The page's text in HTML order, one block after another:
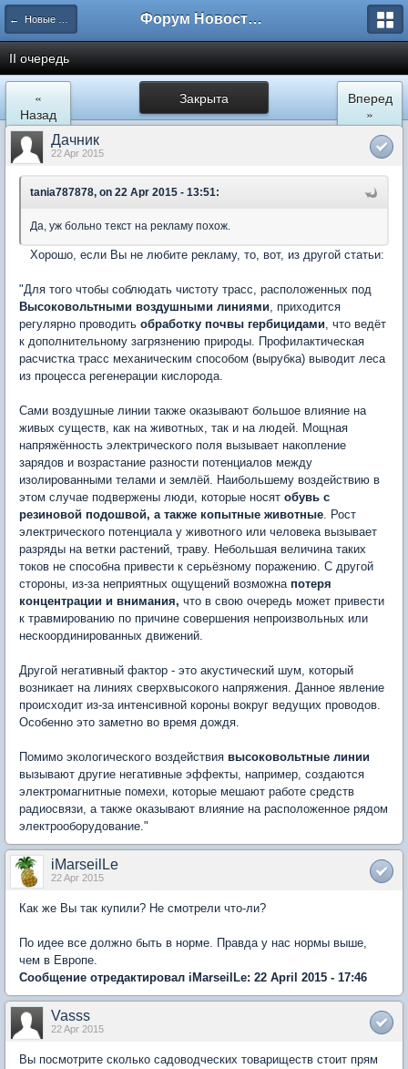
← Новые Водники Форум Новостройки
II очередь
Закрыта
«
Назад
Вперед
»
Дачник
22 Apr 2015
tania787878, on 22 Apr 2015 - 13:51:
Да, уж больно текст на рекламу похож.
Хорошо, если Вы не любите рекламу, то, вот, из другой статьи:
"Для того чтобы соблюдать чистоту трасс, расположенных под
Высоковольтными воздушными линиями, приходится
регулярно проводить обработку почвы гербицидами, что ведёт
к дополнительному загрязнению природы. Профилактическая
расчистка трасс механическим способом (вырубка) выводит леса
из процесса регенерации кислорода.
Сами воздушные линии также оказывают большое влияние на
живых существ, как на животных, так и на людей. Мощная
напряжённость электрического поля вызывает накопление
зарядов и возрастание разности потенциалов между
изолированными телами и землёй. Наибольшему воздействию в
этом случае подвержены люди, которые носят обувь с
резиновой подошвой, а также копытные животные. Рост
электрического потенциала у животного или человека вызывает
разряды на ветки растений, траву. Небольшая величина таких
токов не способна привести к серьёзному поражению. С другой
стороны, из-за неприятных ощущений возможна потеря
концентрации и внимания, что в свою очередь может привести
к травмированию по причине совершения непроизвольных или
нескоординированных движений.
Другой негативный фактор - это акустический шум, который
возникает на линиях сверхвысокого напряжения. Данное явление
происходит из-за интенсивной короны вокруг ведущих проводов.
Особенно это заметно во время дождя.
Помимо экологического воздействия высоковольтные линии
вызывают другие негативные эффекты, например, создаются
электромагнитные помехи, которые мешают работе средств
радиосвязи, а также оказывают влияние на расположенное рядом
электрооборудование."
iMarseilLe
22 Apr 2015
Как же Вы так купили? Не смотрели что-ли?
По идее все должно быть в норме. Правда у нас нормы выше,
чем в Европе.
Сообщение отредактировал iMarseilLe: 22 April 2015 - 17:46
Vasss
22 Apr 2015
Вы посмотрите сколько садоводческих товариществ стоит прям